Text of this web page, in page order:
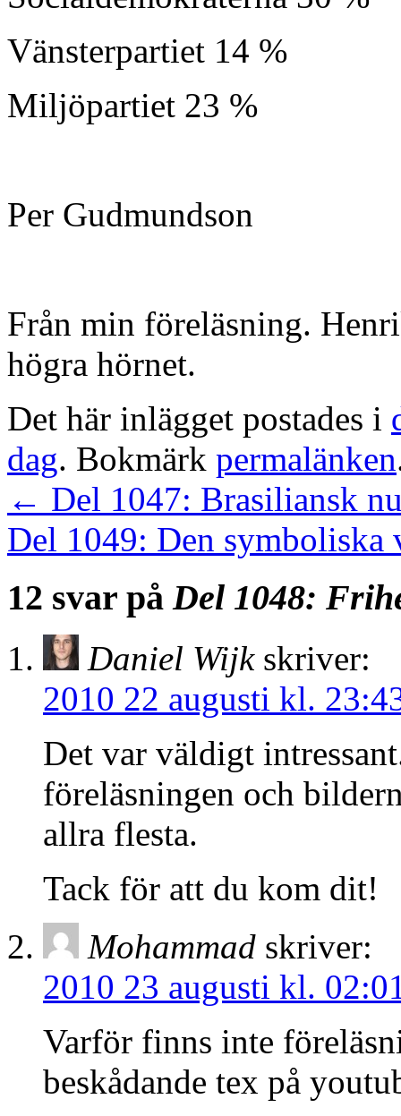
Vänsterpartiet 14 %
Miljöpartiet 23 %
Per Gudmundson
Från min föreläsning.
högra hörnet.
Det här inlägget postades i
dag. Bokmärk permalänken
← Del 1047: Brasiliansk
Del 1049: Den symboliska
12 svar på Del 1048:
Daniel Wijk skriver:
2010 22 augusti kl.
Det var väldigt
föreläsningen och
allra flesta.
Tack för att du kom dit!
Mohammad skriver:
2010 23 augusti kl.
Varför finns inte
beskådande tex på